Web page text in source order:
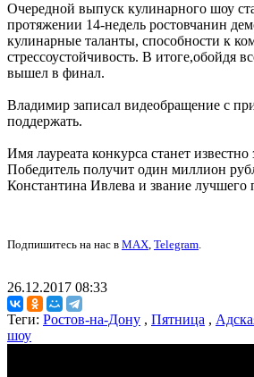
Очередной выпуск кулинарного шоу
протяжении 14-недель ростовчанин
кулинарные таланты, способности к
стрессоустойчивость. В итоге,обойдя
вышел в финал.
Владимир записал видеобращение с
поддержать.
Имя лауреата конкурса станет известно
Победитель получит один миллион
Константина Ивлева и звание лучшего
Подпишитесь на нас в MAX, Telegram.
26.12.2017 08:33
Теги: Ростов-на-Дону , Пятница ,
шоу